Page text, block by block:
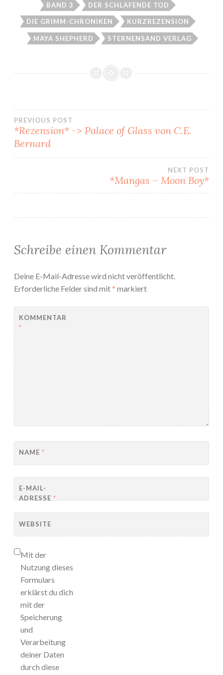
BAND 3 DER SCHLAFENDE TOD
DIE GRIMM-CHRONIKEN KURZREZENSION
MAYA SHEPHERD STERNENSAND VERLAG
Beitragsnavigation
PREVIOUS POST
*Rezension* -> Palace of Glass von C.E.
Bernard
NEXT POST
*Mangas – Moon Boy*
Schreibe einen Kommentar
Deine E-Mail-Adresse wird nicht veröffentlicht.
Erforderliche Felder sind mit* markiert
KOMMENTAR
*
NAME *
E-MAIL-
ADRESSE *
WEBSITE
Mit der
Nutzung dieses
Formulars
erklärst du dich
mit der
Speicherung
und
Verarbeitung
deiner Daten
durch diese